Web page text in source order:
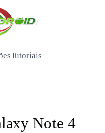
/
Tutoriais
Note 4